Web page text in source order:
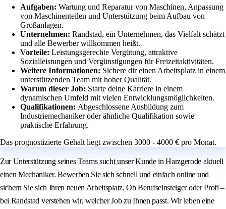
Aufgaben: Wartung und Reparatur von Maschinen, Anpassung
von Maschinenteilen und Unterstützung beim Aufbau von
Großanlagen.
Unternehmen: Randstad, ein Unternehmen, das Vielfalt schätzt
und alle Bewerber willkommen heißt.
Vorteile: Leistungsgerechte Vergütung, attraktive
Sozialleistungen und Vergünstigungen für Freizeitaktivitäten.
Weitere Informationen: Sichere dir einen Arbeitsplatz in einem
unterstützenden Team mit hoher Qualität.
Warum dieser Job: Starte deine Karriere in einem
dynamischen Umfeld mit vielen Entwicklungsmöglichkeiten.
Qualifikationen: Abgeschlossene Ausbildung zum
Industriemechaniker oder ähnliche Qualifikation sowie
praktische Erfahrung.
Das prognostizierte Gehalt liegt zwischen 3000 - 4000 € pro Monat.
Zur Unterstützung seines Teams sucht unser Kunde in Harzgerode aktuell
einen Mechaniker. Bewerben Sie sich schnell und einfach online und
sichern Sie sich Ihren neuen Arbeitsplatz. Ob Berufseinsteiger oder Profi –
bei Randstad verstehen wir, welcher Job zu Ihnen passt. Wir leben eine